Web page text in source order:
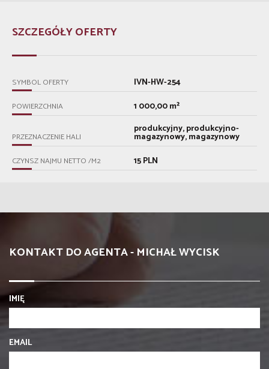
SZCZEGÓŁY OFERTY
SYMBOL OFERTY IVN-HW-254
POWIERZCHNIA 1 000,00 m²
PRZEZNACZENIE HALI
produkcyjny, produkcyjno-
magazynowy, magazynowy
CZYNSZ NAJMU NETTO /M2 15 PLN
KONTAKT DO AGENTA - MICHAŁ WYCISK
IMIĘ
EMAIL